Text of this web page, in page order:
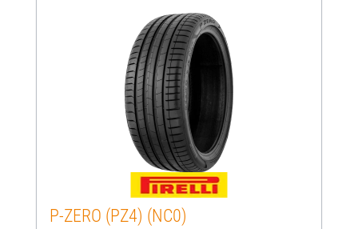
P-ZERO (PZ4) (NC0)